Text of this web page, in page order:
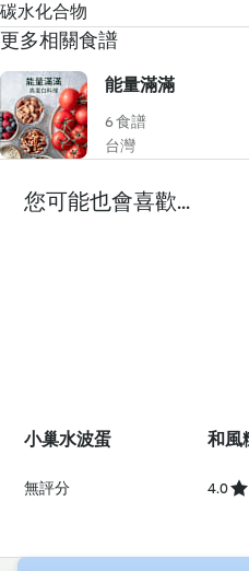
碳水化合物
更多相關食譜
能量滿滿
6 食譜
台灣
您可能也會喜歡...
小巢水波蛋
無評分
和風
4.0